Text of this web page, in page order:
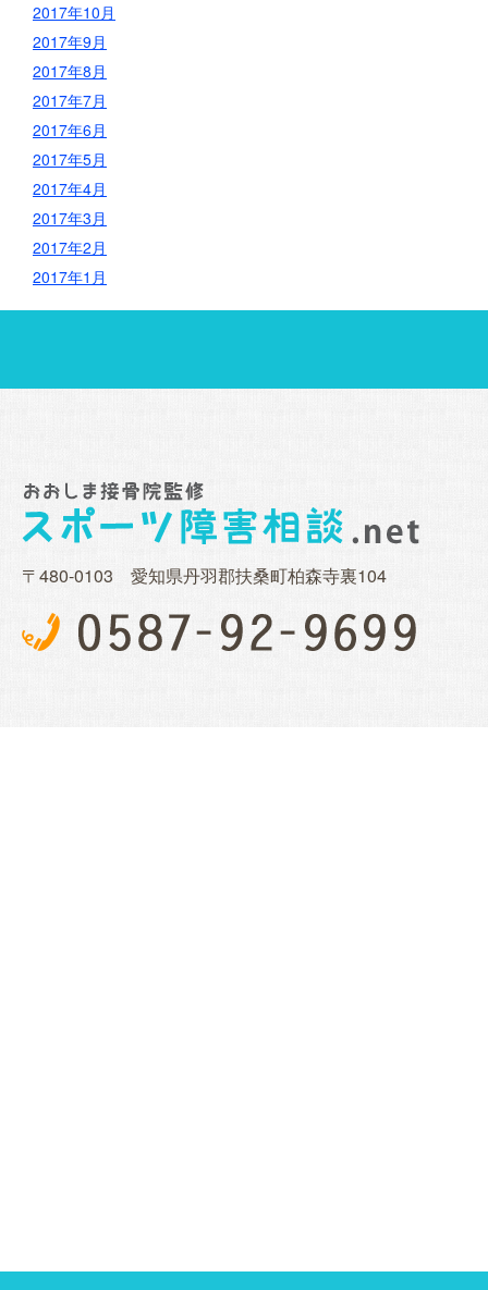
2017年10月
2017年9月
2017年8月
2017年7月
2017年6月
2017年5月
2017年4月
2017年3月
2017年2月
2017年1月
〒480-0103 愛知県丹羽郡扶桑町柏森寺裏104